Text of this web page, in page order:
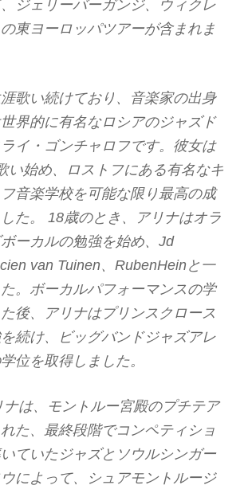
ジェリーバーガンジ、ウィクレ
東ヨーロッパツアーが含まれま
歌い続けており、音楽家の出身
界的に有名なロシアのジャズド
イ・ゴンチャロフです。彼女は
い始め、ロストフにある有名なキ
音楽学校を可能な限り最高の成
た。 18歳のとき、アリナはオラ
ーカルの勉強を始め、Jd
van Tuinen、RubenHeinと一
。ボーカルパフォーマンスの学
後、アリナはプリンスクロース
続け、ビッグバンドジャズアレ
位を取得しました。
は、モントルー宮殿のプチテア
た、最終段階でコンペティショ
ていたジャズとソウルシンガー
によって、シュアモントルージ